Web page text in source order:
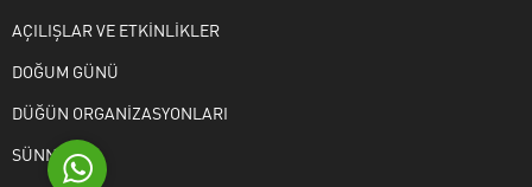
AÇILIŞLAR VE ETKİNLİKLER
DOĞUM GÜNÜ
DÜĞÜN ORGANİZASYONLARI
SÜNNET